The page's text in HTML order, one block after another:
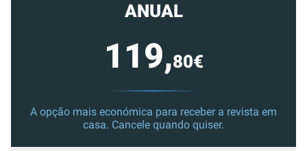
ANUAL
119,80€
A opção mais económica para receber a revista em
casa. Cancele quando quiser.